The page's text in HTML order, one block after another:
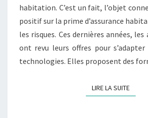
habitation. C’est un fait, l’objet
positif sur la prime d’assurance
les risques. Ces dernières années, les
ont revu leurs offres pour s’adapter
technologies. Elles proposent des
LIRE LA SUITELIRE